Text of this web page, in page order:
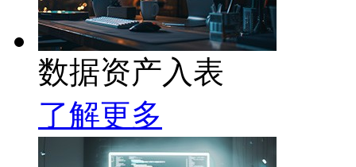
数据资产入表
了解更多